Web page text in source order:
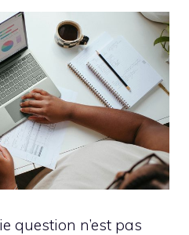
question n’est pas